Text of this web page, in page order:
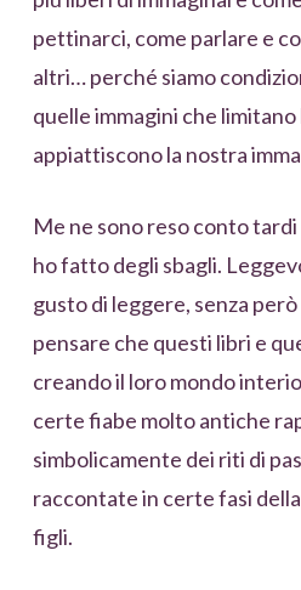
pettinarci, come parlare e
altri… perché siamo
quelle immagini che
appiattiscono la nostra
Me ne sono reso conto
ho fatto degli sbagli.
gusto di leggere, senza
pensare che questi libri e
creando il loro mondo
certe fiabe molto antiche
simbolicamente dei riti di
raccontate in certe fasi
figli.